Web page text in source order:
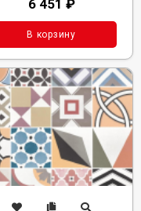
6 451 ₽
В корзину